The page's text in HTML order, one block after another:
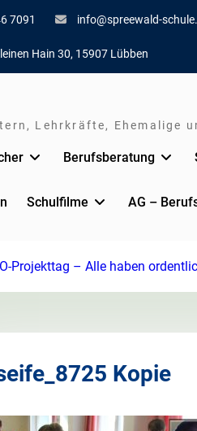
7091 info@spreewald-
Hain 30, 15907 Lübben
Lehrkräfte, Ehemalige
Berufsberatung
Schulfilme AG –
Projekttag – Alle haben
Kopie